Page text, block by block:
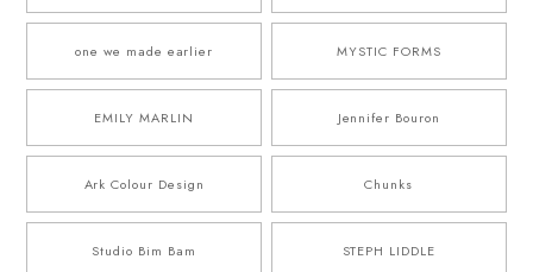
one we made earlier MYSTIC FORMS
EMILY MARLIN Jennifer Bouron
Ark Colour Design Chunks
Studio Bim Bam STEPH LIDDLE